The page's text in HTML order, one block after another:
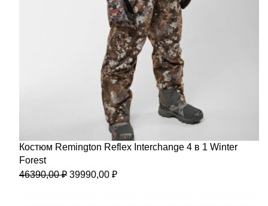
Костюм Remington Reflex Interchange 4 в 1 Winter
Forest
46390,00₽ Первоначальная
39990,00 ₽Текущая